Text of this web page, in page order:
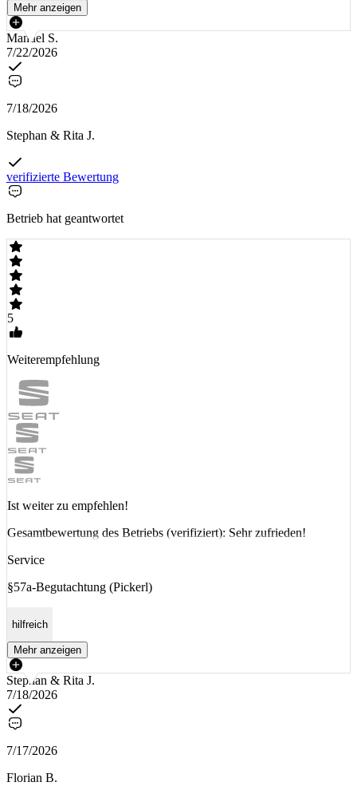
Mehr anzeigen
Manuel S.
7/22/2026
7/18/2026
Stephan & Rita J.
verifizierte Bewertung
Betrieb hat geantwortet
5
Weiterempfehlung
Ist weiter zu empfehlen!
Gesamtbewertung des Betriebs (verifiziert): Sehr zufrieden!
Service
§57a-Begutachtung (Pickerl)
hilfreich
Mehr anzeigen
Stephan & Rita J.
7/18/2026
7/17/2026
Florian B.